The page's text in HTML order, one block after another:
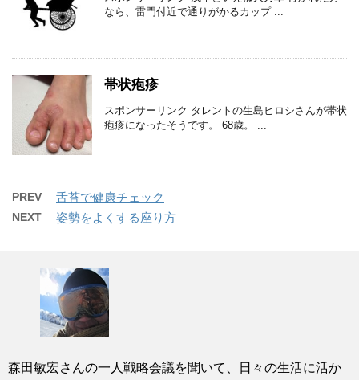
なら、雷門付近で通りがかるカップ ...
帯状疱疹
スポンサーリンク タレントの生島ヒロシさんが帯状
疱疹になったそうです。 68歳。 ...
PREV 舌苔で健康チェック
NEXT 姿勢をよくする座り方
森田敏宏さんの一人戦略会議を聞いて、日々の生活に活か